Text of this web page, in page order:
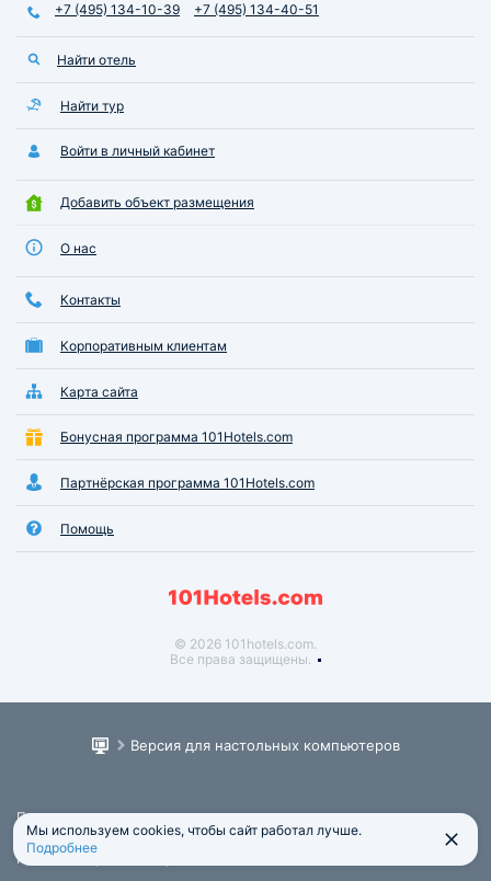
+7 (495) 134-10-39 +7 (495) 134-40-51
Найти отель
Найти тур
Войти в личный кабинет
Добавить объект размещения
О нас
Контакты
Корпоративным клиентам
Карта сайта
Бонусная программа 101Hotels.com
Партнёрская программа 101Hotels.com
Помощь
© 2026 101hotels.com.
Все права защищены.
Версия для настольных компьютеров
Пользовательское соглашение
Юридическая информация
Политика обработки персональных данных
Мы используем cookies, чтобы сайт работал лучше.
Подробнее